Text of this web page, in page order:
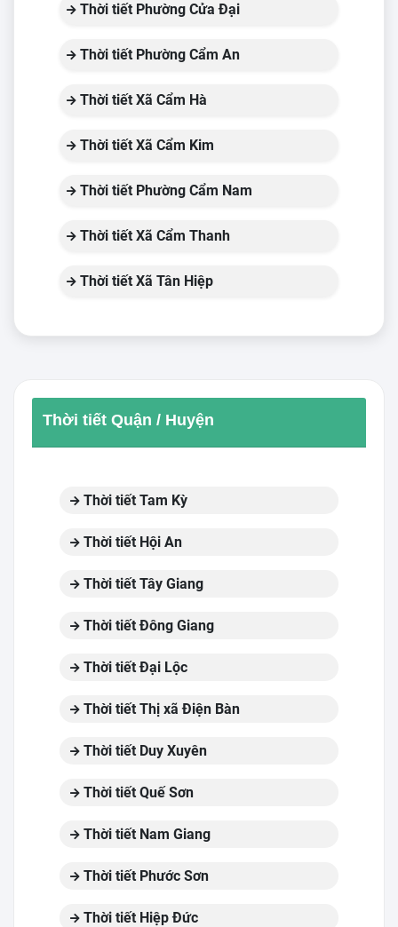
Thời tiết Phường Cửa Đại
Thời tiết Phường Cẩm An
Thời tiết Xã Cẩm Hà
Thời tiết Xã Cẩm Kim
Thời tiết Phường Cẩm Nam
Thời tiết Xã Cẩm Thanh
Thời tiết Xã Tân Hiệp
Thời tiết Quận / Huyện
Thời tiết Tam Kỳ
Thời tiết Hội An
Thời tiết Tây Giang
Thời tiết Đông Giang
Thời tiết Đại Lộc
Thời tiết Thị xã Điện Bàn
Thời tiết Duy Xuyên
Thời tiết Quế Sơn
Thời tiết Nam Giang
Thời tiết Phước Sơn
Thời tiết Hiệp Đức